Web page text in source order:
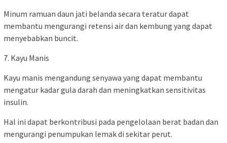
Minum ramuan daun jati belanda secara teratur dapat
membantu mengurangi retensi air dan kembung yang dapat
menyebabkan buncit.
7. Kayu Manis
Kayu manis mengandung senyawa yang dapat membantu
mengatur kadar gula darah dan meningkatkan sensitivitas
insulin.
Hal ini dapat berkontribusi pada pengelolaan berat badan dan
mengurangi penumpukan lemak di sekitar perut.